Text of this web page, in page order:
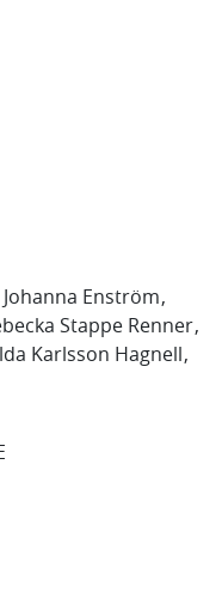
Johanna Enström
Stappe Renner
Karlsson Hagnell